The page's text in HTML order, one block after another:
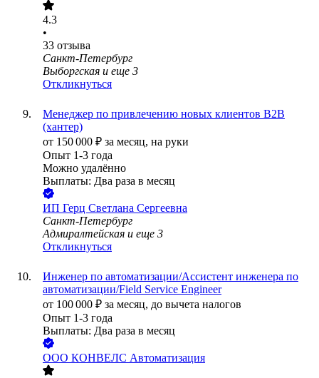
4.3
•
33 отзыва
Санкт-Петербург
Выборгская и еще 3
Откликнуться
Менеджер по привлечению новых клиентов В2В
(хантер)
от 150 000 ₽ за месяц, на руки
Опыт 1-3 года
Можно удалённо
Выплаты: Два раза в месяц
ИП Герц Светлана Сергеевна
Санкт-Петербург
Адмиралтейская и еще 3
Откликнуться
Инженер по автоматизации/Ассистент инженера по
автоматизации/Field Service Engineer
от 100 000 ₽ за месяц, до вычета налогов
Опыт 1-3 года
Выплаты: Два раза в месяц
ООО КОНВЕЛС Автоматизация